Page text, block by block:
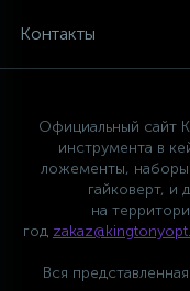
Контакты
Официальный сайт
инструмента в
ложементы, наборы
гайковерт, и
на
год
Вся